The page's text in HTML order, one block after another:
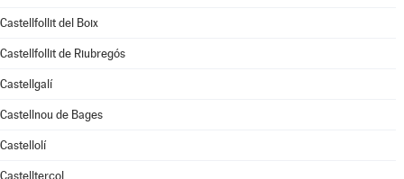
Castellfollit del Boix
Castellfollit de Riubregós
Castellgalí
Castellnou de Bages
Castellolí
Castellterçol